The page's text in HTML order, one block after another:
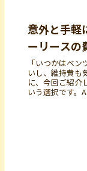
意外と手軽
ーリースの
「いつかはベ
いし、維持費も
に、今回ご紹介
いう選択です。